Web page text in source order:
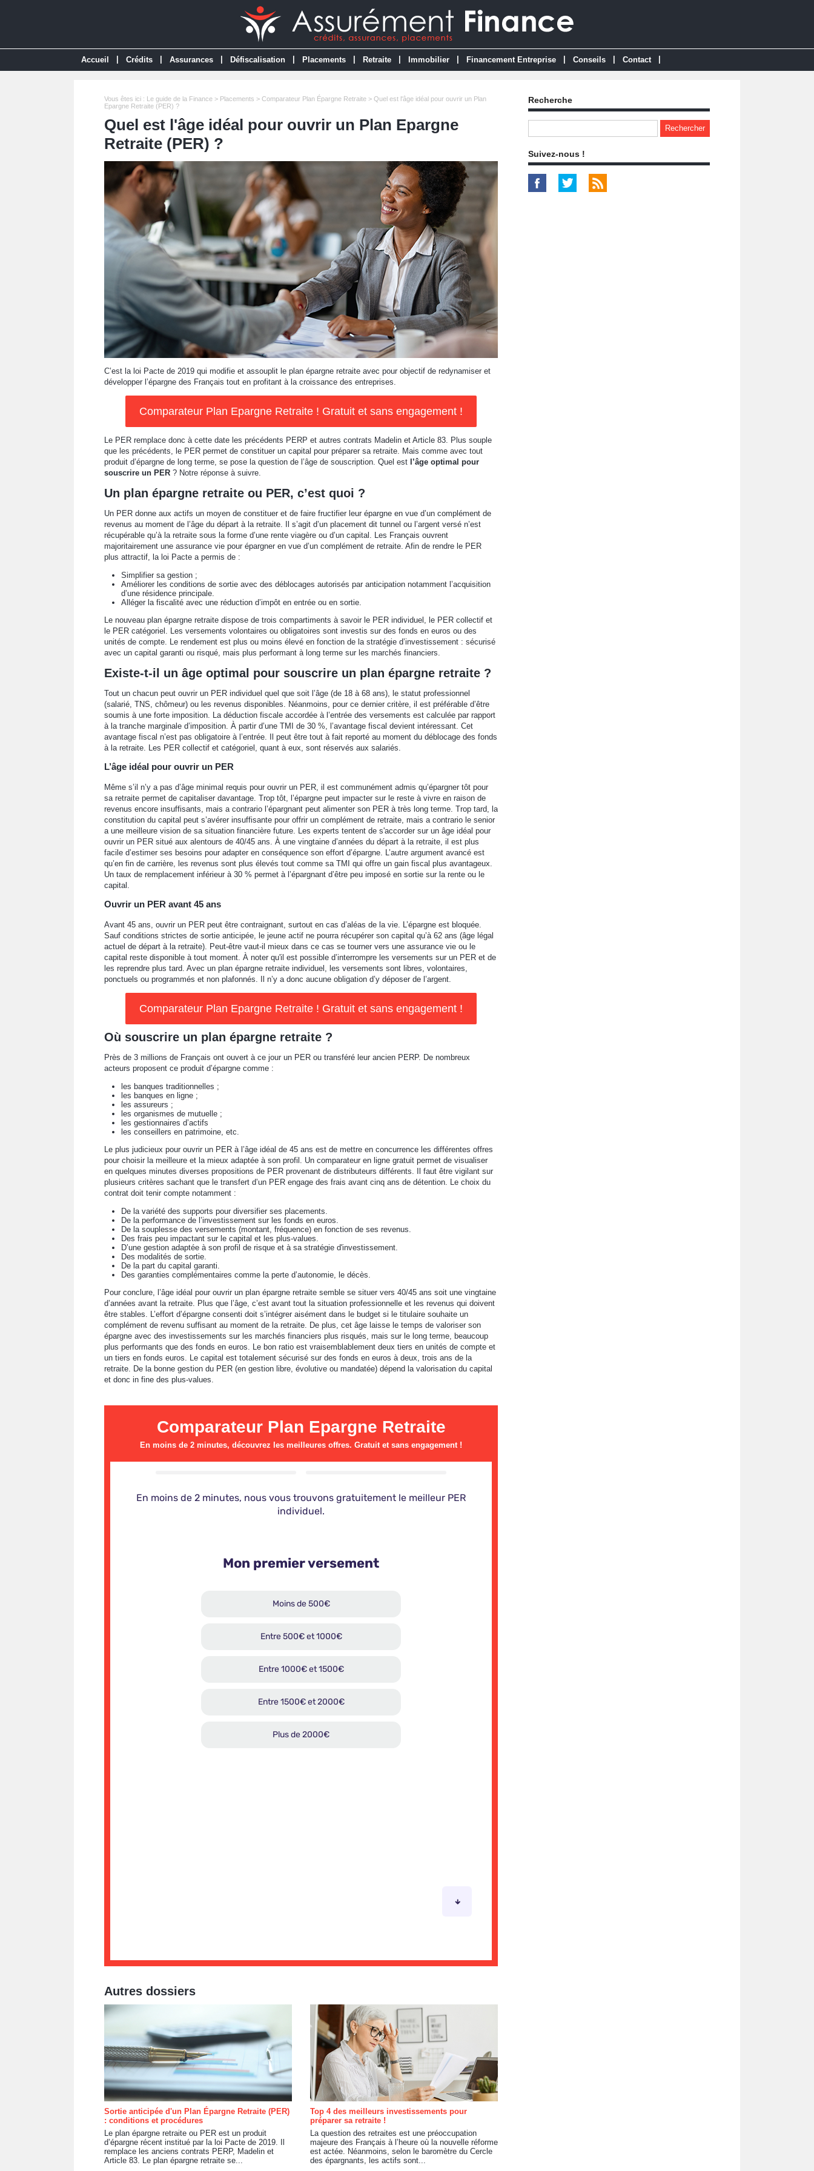
Accueil Crédits Assurances Défiscalisation Placements Retraite Immobilier Financement Entreprise Conseils Contact
Vous êtes ici : Le guide de la Finance > Placements > Comparateur Plan Épargne Retraite > Quel est l'âge idéal pour ouvrir un Plan
Epargne Retraite (PER) ?
Quel est l'âge idéal pour ouvrir un Plan Epargne
Retraite (PER) ?
C’est la loi Pacte de 2019 qui modifie et assouplit le plan épargne retraite avec pour objectif de redynamiser et
développer l’épargne des Français tout en profitant à la croissance des entreprises.
Comparateur Plan Epargne Retraite ! Gratuit et sans engagement !
Le PER remplace donc à cette date les précédents PERP et autres contrats Madelin et Article 83. Plus souple
que les précédents, le PER permet de constituer un capital pour préparer sa retraite. Mais comme avec tout
produit d’épargne de long terme, se pose la question de l’âge de souscription. Quel est l’âge optimal pour
souscrire un PER ? Notre réponse à suivre.
Un plan épargne retraite ou PER, c’est quoi ?
Un PER donne aux actifs un moyen de constituer et de faire fructifier leur épargne en vue d’un complément de
revenus au moment de l’âge du départ à la retraite. Il s’agit d’un placement dit tunnel ou l’argent versé n’est
récupérable qu’à la retraite sous la forme d’une rente viagère ou d’un capital. Les Français ouvrent
majoritairement une assurance vie pour épargner en vue d’un complément de retraite. Afin de rendre le PER
plus attractif, la loi Pacte a permis de :
Simplifier sa gestion ;
Améliorer les conditions de sortie avec des déblocages autorisés par anticipation notamment l’acquisition
d’une résidence principale.
Alléger la fiscalité avec une réduction d’impôt en entrée ou en sortie.
Le nouveau plan épargne retraite dispose de trois compartiments à savoir le PER individuel, le PER collectif et
le PER catégoriel. Les versements volontaires ou obligatoires sont investis sur des fonds en euros ou des
unités de compte. Le rendement est plus ou moins élevé en fonction de la stratégie d’investissement : sécurisé
avec un capital garanti ou risqué, mais plus performant à long terme sur les marchés financiers.
Existe-t-il un âge optimal pour souscrire un plan épargne retraite ?
Tout un chacun peut ouvrir un PER individuel quel que soit l’âge (de 18 à 68 ans), le statut professionnel
(salarié, TNS, chômeur) ou les revenus disponibles. Néanmoins, pour ce dernier critère, il est préférable d’être
soumis à une forte imposition. La déduction fiscale accordée à l’entrée des versements est calculée par rapport
à la tranche marginale d’imposition. À partir d’une TMI de 30 %, l’avantage fiscal devient intéressant. Cet
avantage fiscal n’est pas obligatoire à l’entrée. Il peut être tout à fait reporté au moment du déblocage des fonds
à la retraite. Les PER collectif et catégoriel, quant à eux, sont réservés aux salariés.
L’âge idéal pour ouvrir un PER
Même s’il n’y a pas d’âge minimal requis pour ouvrir un PER, il est communément admis qu’épargner tôt pour
sa retraite permet de capitaliser davantage. Trop tôt, l’épargne peut impacter sur le reste à vivre en raison de
revenus encore insuffisants, mais a contrario l’épargnant peut alimenter son PER à très long terme. Trop tard, la
constitution du capital peut s’avérer insuffisante pour offrir un complément de retraite, mais a contrario le senior
a une meilleure vision de sa situation financière future. Les experts tentent de s'accorder sur un âge idéal pour
ouvrir un PER situé aux alentours de 40/45 ans. À une vingtaine d’années du départ à la retraite, il est plus
facile d’estimer ses besoins pour adapter en conséquence son effort d’épargne. L’autre argument avancé est
qu’en fin de carrière, les revenus sont plus élevés tout comme sa TMI qui offre un gain fiscal plus avantageux.
Un taux de remplacement inférieur à 30 % permet à l’épargnant d’être peu imposé en sortie sur la rente ou le
capital.
Ouvrir un PER avant 45 ans
Avant 45 ans, ouvrir un PER peut être contraignant, surtout en cas d’aléas de la vie. L’épargne est bloquée.
Sauf conditions strictes de sortie anticipée, le jeune actif ne pourra récupérer son capital qu’à 62 ans (âge légal
actuel de départ à la retraite). Peut-être vaut-il mieux dans ce cas se tourner vers une assurance vie ou le
capital reste disponible à tout moment. À noter qu'il est possible d’interrompre les versements sur un PER et de
les reprendre plus tard. Avec un plan épargne retraite individuel, les versements sont libres, volontaires,
ponctuels ou programmés et non plafonnés. Il n’y a donc aucune obligation d’y déposer de l’argent.
Comparateur Plan Epargne Retraite ! Gratuit et sans engagement !
Où souscrire un plan épargne retraite ?
Près de 3 millions de Français ont ouvert à ce jour un PER ou transféré leur ancien PERP. De nombreux
acteurs proposent ce produit d’épargne comme :
les banques traditionnelles ;
les banques en ligne ;
les assureurs ;
les organismes de mutuelle ;
les gestionnaires d’actifs
les conseillers en patrimoine, etc.
Le plus judicieux pour ouvrir un PER à l’âge idéal de 45 ans est de mettre en concurrence les différentes offres
pour choisir la meilleure et la mieux adaptée à son profil. Un comparateur en ligne gratuit permet de visualiser
en quelques minutes diverses propositions de PER provenant de distributeurs différents. Il faut être vigilant sur
plusieurs critères sachant que le transfert d’un PER engage des frais avant cinq ans de détention. Le choix du
contrat doit tenir compte notamment :
De la variété des supports pour diversifier ses placements.
De la performance de l’investissement sur les fonds en euros.
De la souplesse des versements (montant, fréquence) en fonction de ses revenus.
Des frais peu impactant sur le capital et les plus-values.
D’une gestion adaptée à son profil de risque et à sa stratégie d'investissement.
Des modalités de sortie.
De la part du capital garanti.
Des garanties complémentaires comme la perte d’autonomie, le décès.
Pour conclure, l’âge idéal pour ouvrir un plan épargne retraite semble se situer vers 40/45 ans soit une vingtaine
d’années avant la retraite. Plus que l’âge, c’est avant tout la situation professionnelle et les revenus qui doivent
être stables. L’effort d’épargne consenti doit s’intégrer aisément dans le budget si le titulaire souhaite un
complément de revenu suffisant au moment de la retraite. De plus, cet âge laisse le temps de valoriser son
épargne avec des investissements sur les marchés financiers plus risqués, mais sur le long terme, beaucoup
plus performants que des fonds en euros. Le bon ratio est vraisemblablement deux tiers en unités de compte et
un tiers en fonds euros. Le capital est totalement sécurisé sur des fonds en euros à deux, trois ans de la
retraite. De la bonne gestion du PER (en gestion libre, évolutive ou mandatée) dépend la valorisation du capital
et donc in fine des plus-values.
Comparateur Plan Epargne Retraite
En moins de 2 minutes, découvrez les meilleures offres. Gratuit et sans engagement !
Autres dossiers
Sortie anticipée d'un Plan Épargne Retraite (PER)
: conditions et procédures
Le plan épargne retraite ou PER est un produit
d’épargne récent institué par la loi Pacte de 2019. Il
remplace les anciens contrats PERP, Madelin et
Article 83. Le plan épargne retraite se...
Top 4 des meilleurs investissements pour
préparer sa retraite !
La question des retraites est une préoccupation
majeure des Français à l’heure où la nouvelle réforme
est actée. Néanmoins, selon le baromètre du Cercle
des épargnants, les actifs sont...
Recherche
Suivez-nous !